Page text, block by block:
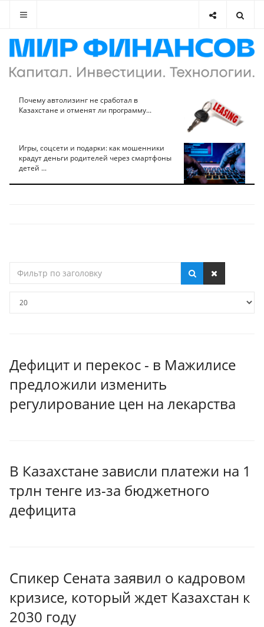
Почему автолизинг не сработал в
Казахстане и отменят ли программу...
Игры, соцсети и подарки: как мошенники
крадут деньги родителей через смартфоны
детей ...
по
Дефицит и перекос - в Мажилисе
предложили изменить
регулирование цен на лекарства
В Казахстане зависли платежи на 1
трлн тенге из-за бюджетного
дефицита
Спикер Сената заявил о кадровом
кризисе, который ждет Казахстан к
2030 году